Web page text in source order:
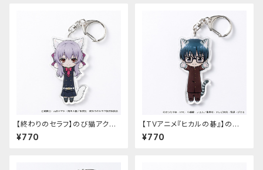
【終わりのセラフ】のび猫アクリ
ルキーホルダー（柊シノア）
¥770
【TVアニメ『ヒカルの碁』】のび
猫アクリルキーホルダー（筒井
公宏）
¥770